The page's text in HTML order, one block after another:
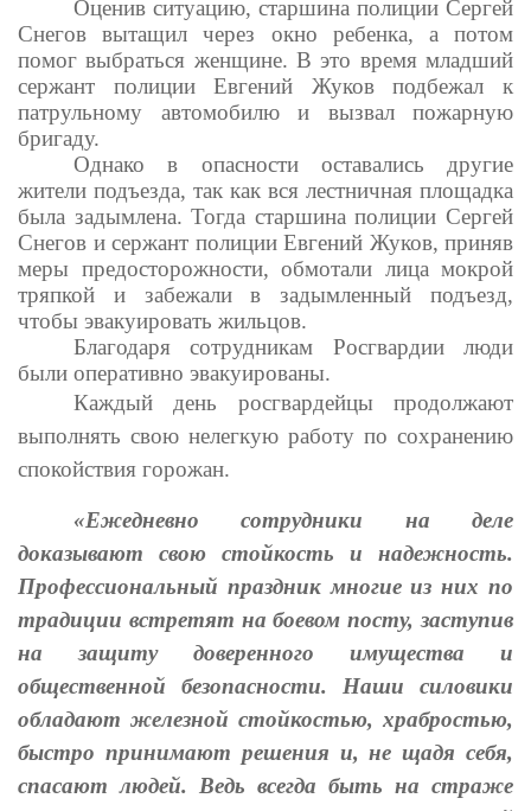
Оценив ситуацию, старшина полиции Сергей
Снегов вытащил через окно ребенка, а потом
помог выбраться женщине. В это время младший
сержант полиции Евгений Жуков подбежал к
патрульному автомобилю и вызвал пожарную
бригаду.
Однако в опасности оставались другие
жители подъезда, так как вся лестничная площадка
была задымлена. Тогда старшина полиции Сергей
Снегов и сержант полиции Евгений Жуков, приняв
меры предосторожности, обмотали лица мокрой
тряпкой и забежали в задымленный подъезд,
чтобы эвакуировать жильцов.
Благодаря сотрудникам Росгвардии люди
были оперативно эвакуированы.
Каждый день росгвардейцы продолжают
выполнять свою нелегкую работу по сохранению
спокойствия горожан.
«Ежедневно сотрудники на деле
доказывают свою стойкость и надежность.
Профессиональный праздник многие из них по
традиции встретят на боевом посту, заступив
на защиту доверенного имущества и
общественной безопасности. Наши силовики
обладают железной стойкостью, храбростью,
быстро принимают решения и, не щадя себя,
спасают людей. Ведь всегда быть на страже